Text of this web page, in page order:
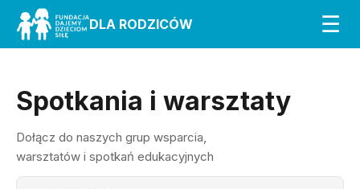
DLA RODZICÓW ☰
Spotkania i warsztaty
Dołącz do naszych grup wsparcia,
warsztatów i spotkań edukacyjnych
Search